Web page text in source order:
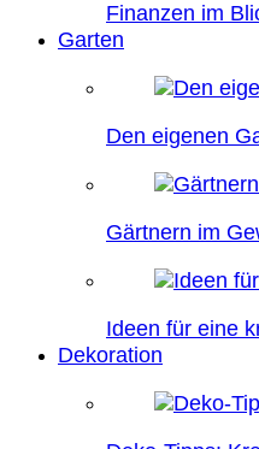
Finanzen im
Garten
Den eigenen
Gärtnern im
Ideen für eine
Dekoration